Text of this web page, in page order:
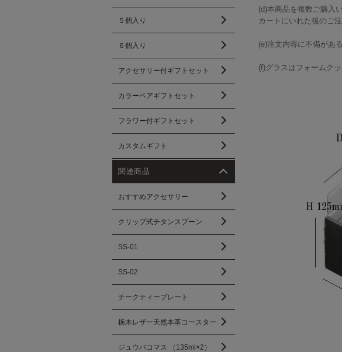
(d)本商品を複数ご購入
カートにいれた後のご
(e)注文内容に不備があ
(f)グラスはフォームク
５個入り
６個入り
アクセサリー付ギフトセット
カラーペアギフトセット
フラワー付ギフトセット
カスタムギフト
関連商品
おすすめアクセサリー
クリップ式チタンスプーン
SS-01
SS-02
チークティープレート
栃木レザー天然本革コースター
ジュウバコマス （135ml×2）